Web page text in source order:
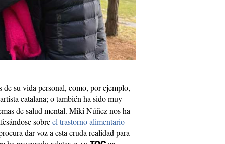
de su vida personal, como, por ejemplo,
catalana; o también ha sido muy
de salud mental. Miki Núñez nos ha
sobreel trastorno alimentario
dar voz a esta cruda realidad para